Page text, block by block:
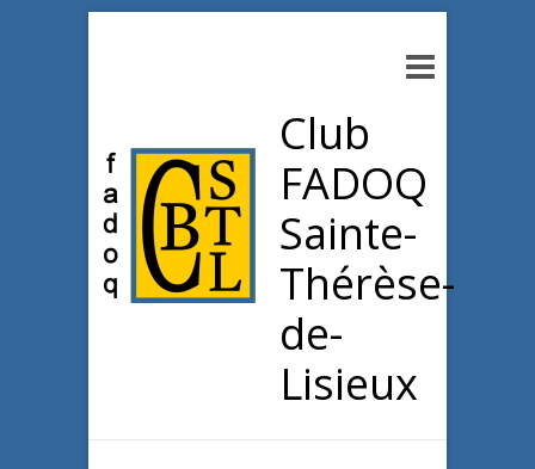
Club
FADOQ
Sainte-
Thérèse-
de-
Lisieux